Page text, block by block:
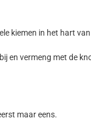
kiemen in het hart
en vermeng met de
maar eens.